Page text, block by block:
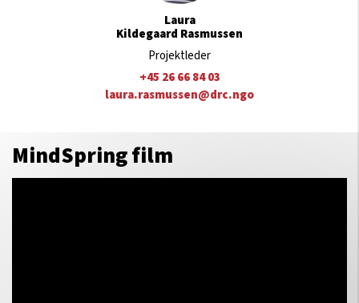
Interesseret i at blive frivillig MindSpring-træner? Læs
MindSpring PLUS
Få etableret et MindSpring-gruppeforløb med
i Dansk Flygtningehjælp Integration. Der tilbydes også
særskilte forløb, som sætter fokus på
Laura
Kildegaard Rasmussen
Projektleder
+45 26 66 84 03
laura.rasmussen@drc.ngo
MindSpring film